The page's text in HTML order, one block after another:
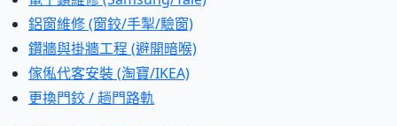
鋁窗維修 (窗鉸/手掣/驗窗)
鑽牆與掛牆工程 (避開暗喉)
傢俬代客安裝 (淘寶/IKEA)
更換門鉸 / 趟門路軌